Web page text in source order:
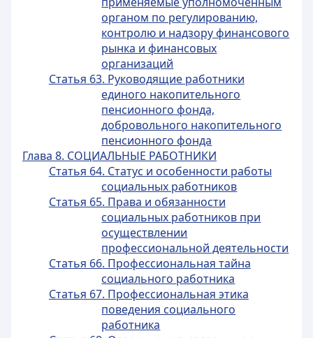
органом по регулированию,
контролю и надзору финансового
рынка и финансовых
организаций
Статья 63. Руководящие работники
единого накопительного
пенсионного фонда,
добровольного накопительного
пенсионного фонда
Глава 8. СОЦИАЛЬНЫЕ РАБОТНИКИ
Статья 64. Статус и особенности работы
социальных работников
Статья 65. Права и обязанности
социальных работников при
осуществлении
профессиональной деятельности
Статья 66. Профессиональная тайна
социального работника
Статья 67. Профессиональная этика
поведения социального
работника